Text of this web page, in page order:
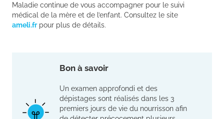
Maladie continue de vous accompagner pour le suivi
médical de la mère et de l’enfant. Consultez le site
ameli.frpour plus de détails.
Bon à savoir
Un examen approfondi et des
dépistages sont réalisés dans les 3
premiers jours de vie du nourrisson afin